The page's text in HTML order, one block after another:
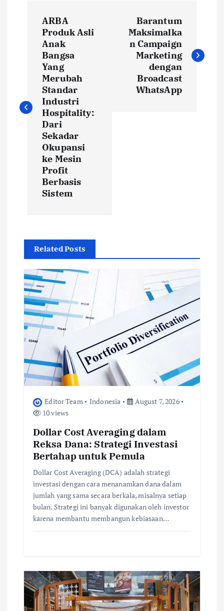
n
a
t
o
n
ARBA
Produk Asli
Anak
Bangsa
Yang
Merubah
Standar
Industri
Hospitality:
Dari
Sekadar
Okupansi
ke Mesin
Profit
Berbasis
Sistem
Barantum
Maksimalka
n Campaign
Marketing
dengan
Broadcast
WhatsApp
Related Posts
Editor Team Indonesia
August 7, 2026
10 views
Dollar Cost Averaging dalam
Reksa Dana: Strategi Investasi
Bertahap untuk Pemula
Dollar Cost Averaging (DCA) adalah strategi
investasi dengan cara menanamkan dana dalam
jumlah yang sama secara berkala, misalnya setiap
bulan. Strategi ini banyak digunakan oleh investor
karena membantu membangun kebiasaan…